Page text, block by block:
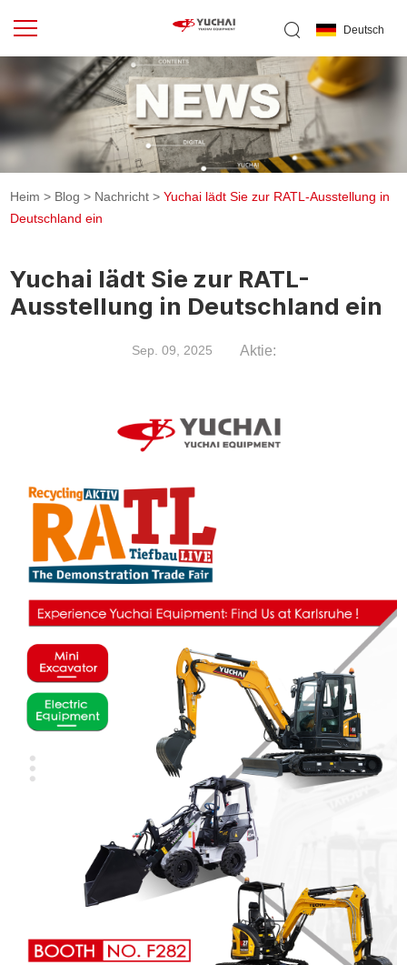
Deutsch
Heim > Blog > Nachricht >Yuchai lädt Sie zur RATL-Ausstellung in
Deutschland ein
Yuchai lädt Sie zur RATL-
Ausstellung in Deutschland ein
Sep. 09, 2025 Aktie: